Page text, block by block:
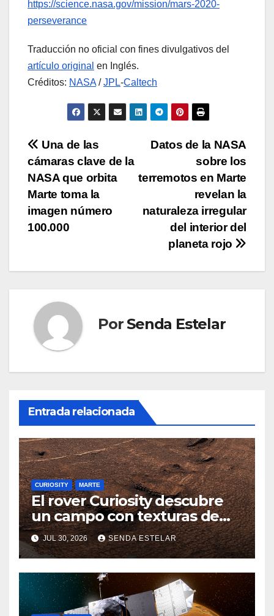
https://science.nasa.gov/mission/mars-2020-
perseverance
Traducción no oficial con fines divulgativos del
artículo original en Inglés.
Créditos: NASA/ JPL-Caltech
Navegación
de
entradas
Datos de la NASA
sobre los
terremotos en Marte
revelan la
naturaleza irregular
del interior del
planeta rojo
Una de las
cámaras clave de la
NASA que orbita
Marte toma la
imagen número
100.000
Por Senda Estelar
Entrada relacionada
CURIOSITY MARTE
El rover Curiosity descubre
un campo con texturas de
panal
JUL 30, 2026 SENDA ESTELAR